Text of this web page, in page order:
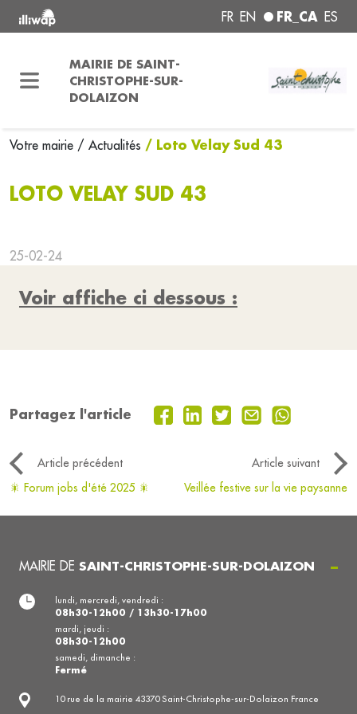
FR EN FR_CA ES
MAIRIE DE SAINT-
CHRISTOPHE-SUR-
DOLAIZON
Votre mairie / Actualités / Loto Velay Sud 43
LOTO VELAY SUD 43
25-02-24
Voir affiche ci dessous :
Partagez l'article
Article précédent
Article suivant
🎇 Forum jobs d'été 2025 🎇
Veillée festive sur la vie paysanne
MAIRIE DE SAINT-CHRISTOPHE-SUR-DOLAIZON
10 rue de la mairie 43370 Saint-Christophe-sur-Dolaizon France
lundi, mercredi, vendredi :
08h30-12h00 / 13h30-17h00
mardi, jeudi :
08h30-12h00
samedi, dimanche :
Fermé